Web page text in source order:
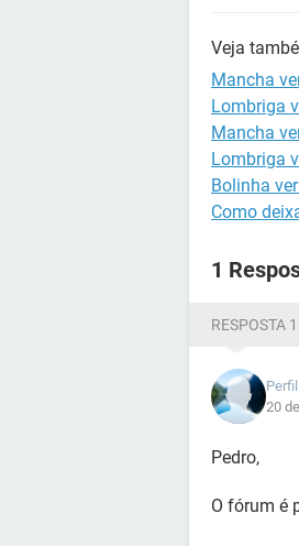
Veja
Mancha
Lombriga
Mancha
Lombriga
Bolinha
Como
1
RESPOSTA
20
Pedro,
O fórum é